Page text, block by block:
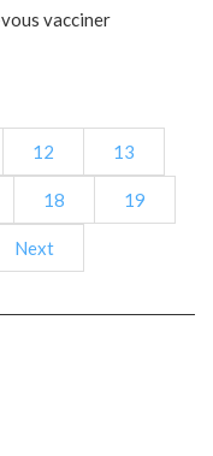
vacciner
12 13
18 19
Next